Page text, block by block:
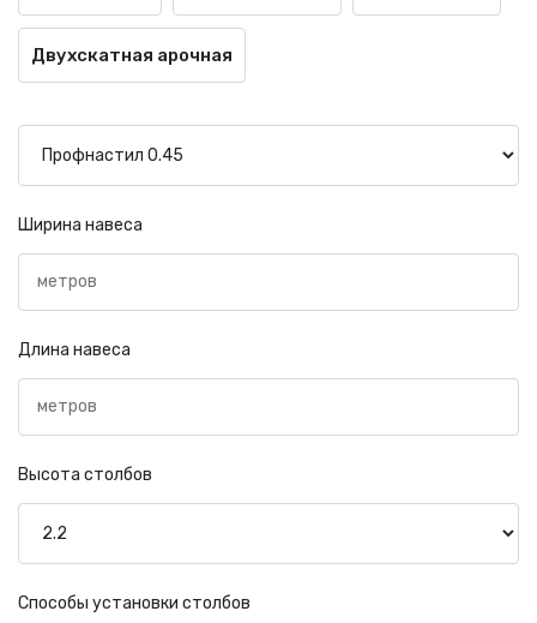
Двухскатная арочная
Ширина навеса
Длина навеса
Высота столбов
Способы установки столбов